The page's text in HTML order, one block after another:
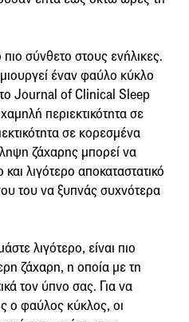
σύνθετο στους ενήλικες.
έναν φαύλο κύκλο
Journal of Clinical Sleep
περιεκτικότητα σε
σε κορεσμένα
ζάχαρης μπορεί να
λιγότερο αποκαταστατικό
του να ξυπνάς συχνότερα
λιγότερο, είναι πιο
ζάχαρη, η οποία με τη
τον ύπνο σας. Για να
ο φαύλος κύκλος, οι